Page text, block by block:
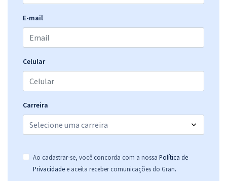
E-mail
Celular
Carreira
Ao cadastrar-se, você concorda com a nossa Política de
Privacidade e aceita receber comunicações do Gran.